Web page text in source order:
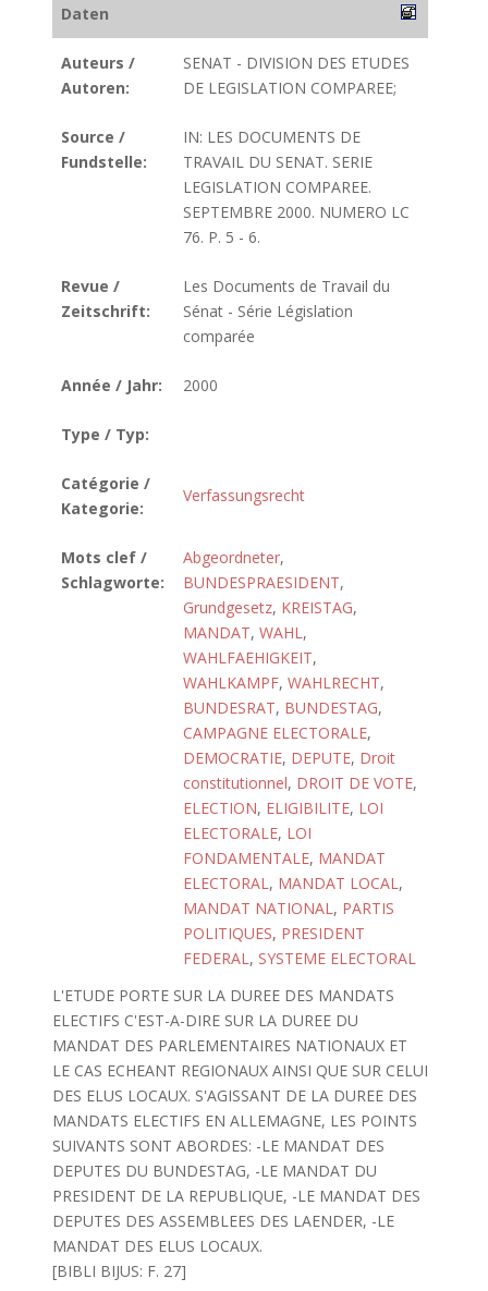
Daten
Auteurs /
Autoren:
SENAT - DIVISION DES ETUDES
DE LEGISLATION COMPAREE;
Source /
Fundstelle:
IN: LES DOCUMENTS DE
TRAVAIL DU SENAT. SERIE
LEGISLATION COMPAREE.
SEPTEMBRE 2000. NUMERO LC
76. P. 5 - 6.
Revue /
Zeitschrift:
Les Documents de Travail du
Sénat - Série Législation
comparée
Année / Jahr: 2000
Type / Typ:
Catégorie /
Kategorie:
Verfassungsrecht
Mots clef /
Schlagworte:
Abgeordneter,
BUNDESPRAESIDENT,
Grundgesetz, KREISTAG,
MANDAT, WAHL,
WAHLFAEHIGKEIT,
WAHLKAMPF, WAHLRECHT,
BUNDESRAT, BUNDESTAG,
CAMPAGNE ELECTORALE,
DEMOCRATIE, DEPUTE, Droit
constitutionnel, DROIT DE VOTE,
ELECTION, ELIGIBILITE, LOI
ELECTORALE, LOI
FONDAMENTALE, MANDAT
ELECTORAL, MANDAT LOCAL,
MANDAT NATIONAL, PARTIS
POLITIQUES, PRESIDENT
FEDERAL, SYSTEME ELECTORAL
L'ETUDE PORTE SUR LA DUREE DES MANDATS
ELECTIFS C'EST-A-DIRE SUR LA DUREE DU
MANDAT DES PARLEMENTAIRES NATIONAUX ET
LE CAS ECHEANT REGIONAUX AINSI QUE SUR CELUI
DES ELUS LOCAUX. S'AGISSANT DE LA DUREE DES
MANDATS ELECTIFS EN ALLEMAGNE, LES POINTS
SUIVANTS SONT ABORDES: -LE MANDAT DES
DEPUTES DU BUNDESTAG, -LE MANDAT DU
PRESIDENT DE LA REPUBLIQUE, -LE MANDAT DES
DEPUTES DES ASSEMBLEES DES LAENDER, -LE
MANDAT DES ELUS LOCAUX.
[BIBLI BIJUS: F. 27]